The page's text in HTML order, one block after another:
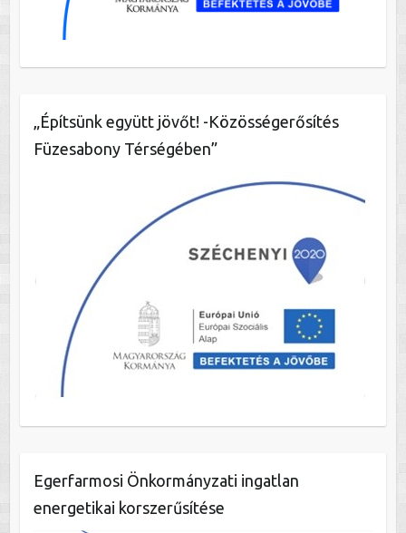
„Építsünk együtt jövőt! -Közösségerősítés
Füzesabony Térségében”
Egerfarmosi Önkormányzati ingatlan
energetikai korszerűsítése